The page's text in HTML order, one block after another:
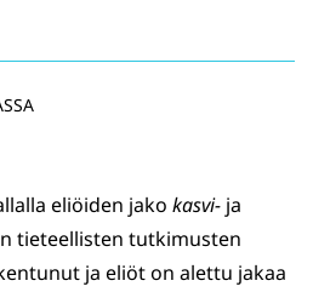
eliöiden jako kasvi- ja
tieteellisten tutkimusten
ja eliöt on alettu jakaa